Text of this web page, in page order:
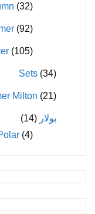
(32)
(92)
(105)
Sets (34)
Milton (21)
بولار (14)
(4)